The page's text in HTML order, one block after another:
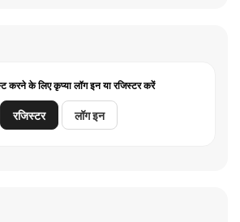
करने के लिए कृप्या लॉग इन या रजिस्टर करें
रजिस्टर लॉग इन